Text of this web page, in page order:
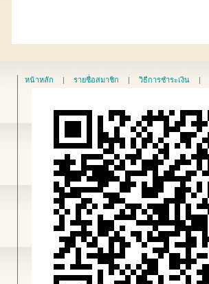
หน้าหลัก | รายชื่อสมาชิก | วิธีการชำระเงิน |